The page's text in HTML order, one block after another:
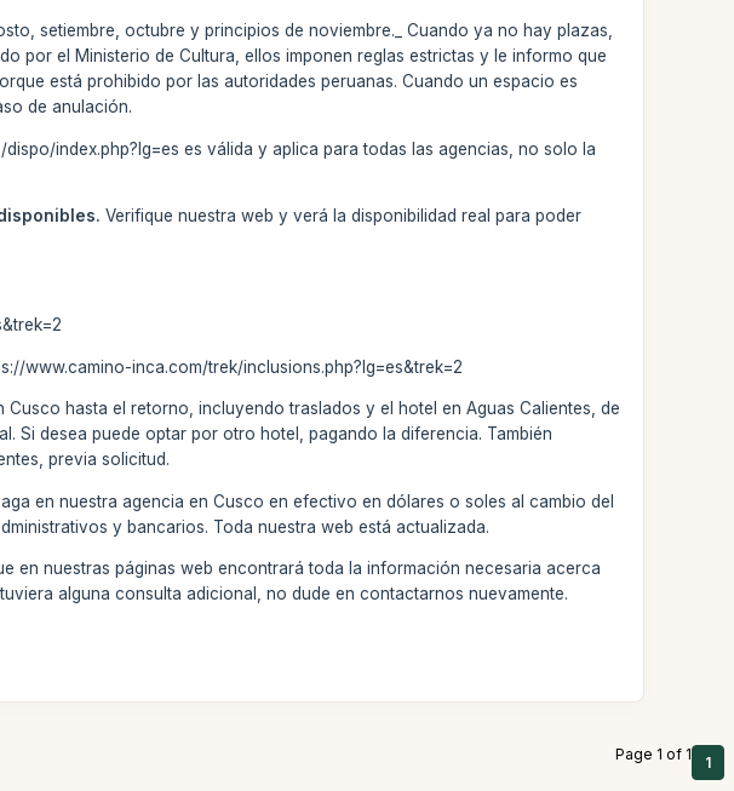
setiembre, octubre y principios de noviembre._ Cuando ya no hay plazas,
por el Ministerio de Cultura, ellos imponen reglas estrictas y le informo que
está prohibido por las autoridades peruanas. Cuando un espacio es
de anulación.
index.php?lg=es es válida y aplica para todas las agencias, no solo la
Verifique nuestra web y verá la disponibilidad real para poder
www.camino-inca.com/trek/inclusions.php?lg=es&trek=2
hasta el retorno, incluyendo traslados y el hotel en Aguas Calientes, de
Si desea puede optar por otro hotel, pagando la diferencia. También
previa solicitud.
en nuestra agencia en Cusco en efectivo en dólares o soles al cambio del
y bancarios. Toda nuestra web está actualizada.
en nuestras páginas web encontrará toda la información necesaria acerca
alguna consulta adicional, no dude en contactarnos nuevamente.
Page 1 of 1 1